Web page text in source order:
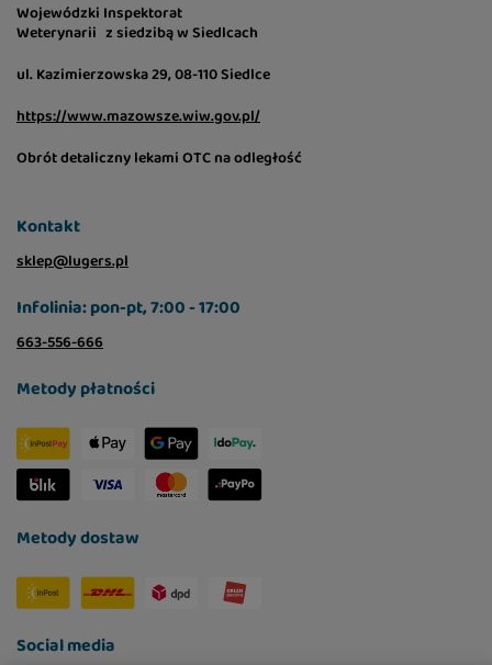
Wojewódzki Inspektorat
Weterynarii z siedzibą w Siedlcach
ul. Kazimierzowska 29, 08-110 Siedlce
https://www.mazowsze.wiw.gov.pl/
Obrót detaliczny lekami OTC na odległość
Kontakt
sklep@lugers.pl
Infolinia: pon-pt, 7:00 - 17:00
663-556-666
Metody płatności
Metody dostaw
Social media